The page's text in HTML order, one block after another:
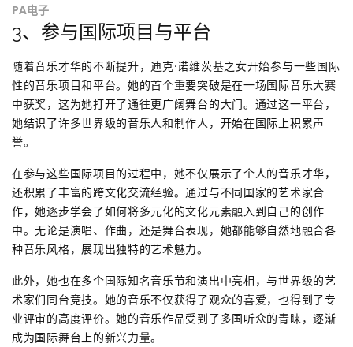
PA电子
3、参与国际项目与平台
随着音乐才华的不断提升，迪克·诺维茨基之女开始参与一些国际
性的音乐项目和平台。她的首个重要突破是在一场国际音乐大赛
中获奖，这为她打开了通往更广阔舞台的大门。通过这一平台，
她结识了许多世界级的音乐人和制作人，开始在国际上积累声
誉。
在参与这些国际项目的过程中，她不仅展示了个人的音乐才华，
还积累了丰富的跨文化交流经验。通过与不同国家的艺术家合
作，她逐步学会了如何将多元化的文化元素融入到自己的创作
中。无论是演唱、作曲，还是舞台表现，她都能够自然地融合各
种音乐风格，展现出独特的艺术魅力。
此外，她也在多个国际知名音乐节和演出中亮相，与世界级的艺
术家们同台竞技。她的音乐不仅获得了观众的喜爱，也得到了专
业评审的高度评价。她的音乐作品受到了多国听众的青睐，逐渐
成为国际舞台上的新兴力量。